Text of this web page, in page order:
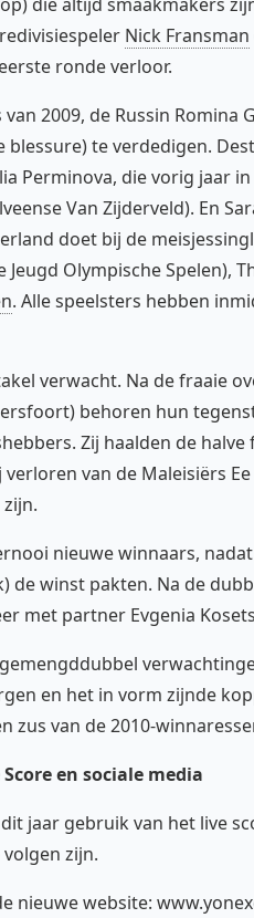
Nick Fransman
ronde verloor.
2009, de Russin
blessure) te verdedigen.
Perminova, die vorig jaar
Van Zijderveld). En
doet bij de
Olympische Spelen),
. Alle speelsters hebben
verwacht. Na de fraaie
behoren hun
Zij haalden de
van de Maleisiërs Ee
nieuwe winnaars,
de winst pakten. Na de
met partner Evgenia
en het in vorm zijnde
van de 2010-
en sociale media
jaar gebruik van het live
zijn.
nieuwe website: